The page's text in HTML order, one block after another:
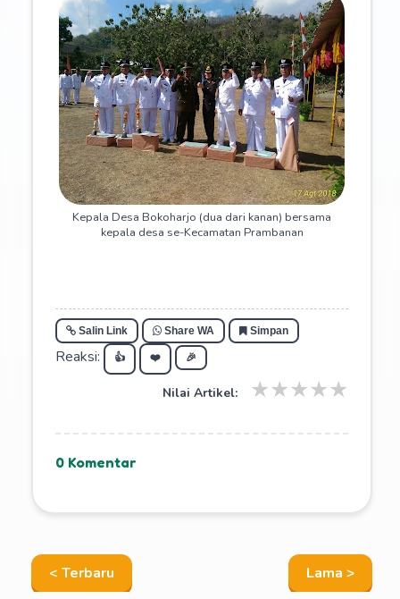
Kepala Desa Bokoharjo (dua dari kanan) bersama
kepala desa se-Kecamatan Prambanan
Salin Link Share WA Simpan
Reaksi: 👍 ❤️ 🎉
Nilai Artikel: ★
★
★
★
★
0 Komentar
< Terbaru Lama >